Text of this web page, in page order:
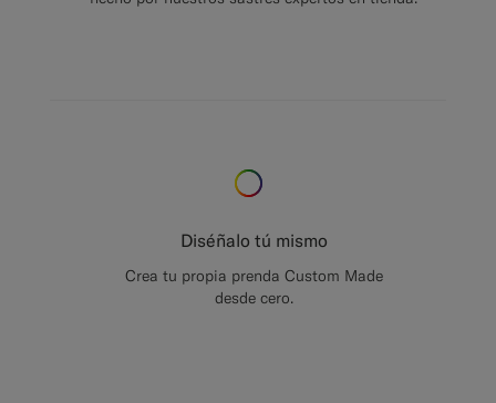
Diséñalo tú mismo
Crea tu propia prenda Custom Made
desde cero.